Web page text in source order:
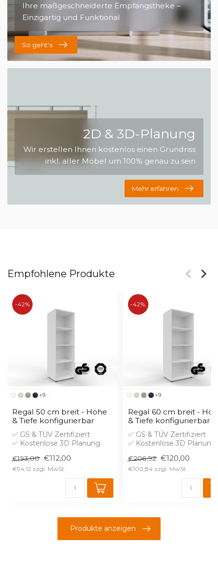
Ihre maßgeschneiderte Empfangstheke –
Einzigartig und Funktional
So geht's
2D & 3D-Planung
Wir erstellen Ihnen kostenlos einen Grundriss
inkl. aller Möbel um 100% genau zu sein
Mehr erfahren
Empfohlene Produkte
+9
-42%
Regal 50 cm breit - Höhe
& Tiefe konfigurierbar
✅ GS & TÜV Zertifiziert
✅ Kostenlose 3D Planung
Aufprei...
€193,00 €112,00
€94,12
+9
-42%
Regal 60 cm breit -
& Tiefe konfigurierbar
✅ GS & TÜV Zertifiziert
✅ Kostenlose 3D Planung
Aufprei...
€206,92 €120,00
€100,84
Produkte anzeigen